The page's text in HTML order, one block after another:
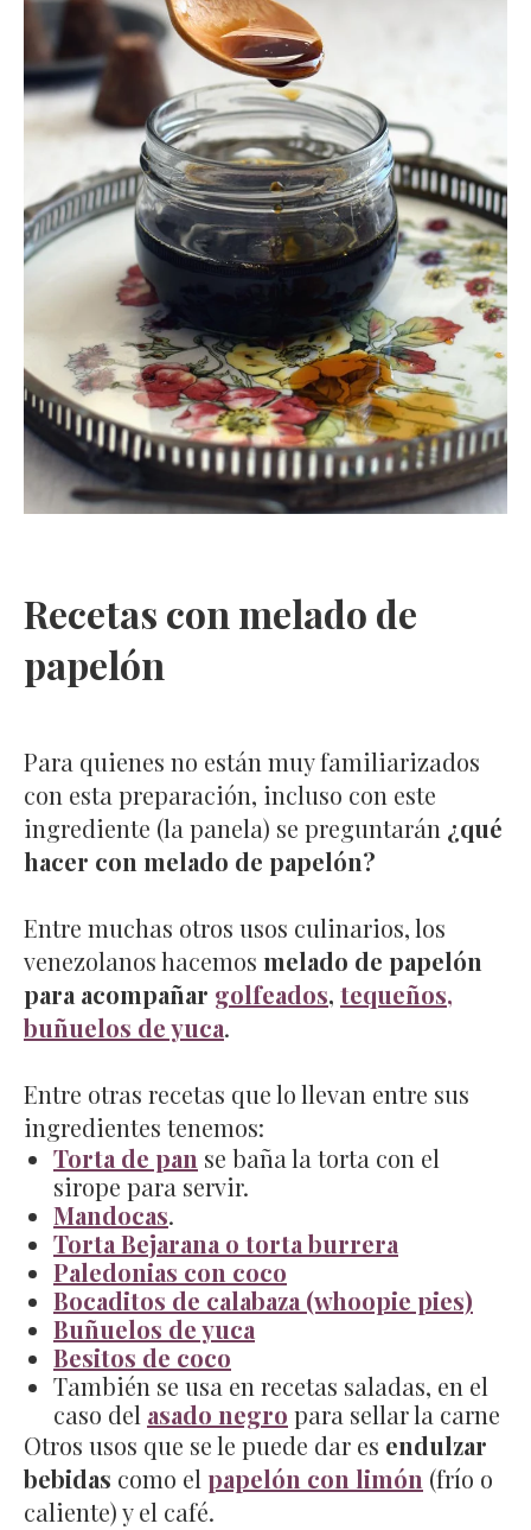
Recetas con melado de
papelón
Para quienes no están muy familiarizados
con esta preparación, incluso con este
ingrediente (la panela) se preguntarán ¿qué
hacer con melado de papelón?
Entre muchas otros usos culinarios, los
venezolanos hacemos melado de papelón
para acompañar golfeados, tequeños,
buñuelos de yuca.
Entre otras recetas que lo llevan entre sus
ingredientes tenemos:
Torta de pan se baña la torta con el
sirope para servir.
Mandocas.
Torta Bejarana o torta burrera
Paledonias con coco
Bocaditos de calabaza (whoopie pies)
Buñuelos de yuca
Besitos de coco
También se usa en recetas saladas, en el
caso del asado negro para sellar la carne
Otros usos que se le puede dar es endulzar
bebidas como el papelón con limón (frío o
caliente) y el café.